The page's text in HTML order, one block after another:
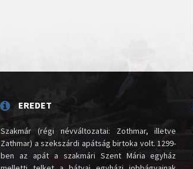
EREDET
Szakmár (régi névváltozatai: Zothmar, illetve
Zathmar) a szekszárdi apátság birtoka volt. 1299-
ben az apát a szakmári Szent Mária egyház